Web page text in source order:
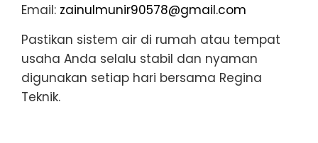
Email: zainulmunir90578@gmail.com
Pastikan sistem air di rumah atau tempat
usaha Anda selalu stabil dan nyaman
digunakan setiap hari bersama Regina
Teknik.